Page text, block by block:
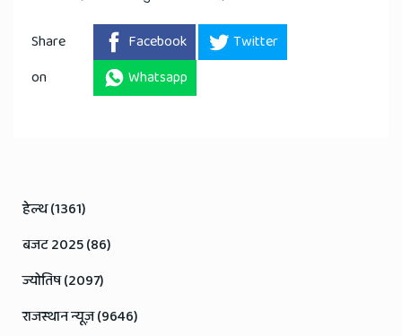
Share
on
Facebook
Twitter
Whatsapp
हेल्थ (1361)
बजट 2025 (86)
ज्योतिष (2097)
राजस्थान न्यूज़ (9646)